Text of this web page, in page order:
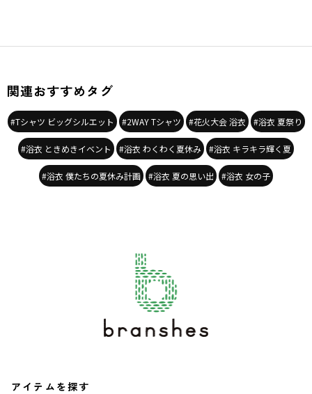
関連おすすめタグ
#Tシャツ ビッグシルエット #2WAY Tシャツ #花火大会 浴衣 #浴衣 夏祭り
#浴衣 ときめきイベント #浴衣 わくわく夏休み #浴衣 キラキラ輝く夏
#浴衣 僕たちの夏休み計画 #浴衣 夏の思い出 #浴衣 女の子
アイテムを探す